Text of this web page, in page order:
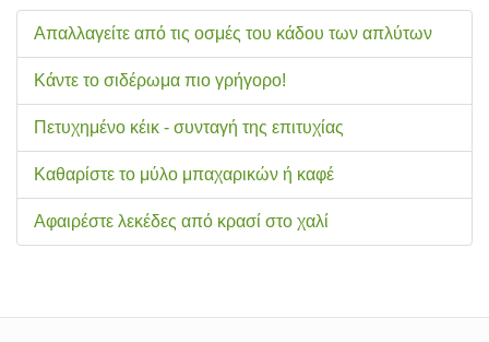
Απαλλαγείτε από τις οσμές του κάδου των απλύτων
Κάντε το σιδέρωμα πιο γρήγορο!
Πετυχημένο κέικ - συνταγή της επιτυχίας
Καθαρίστε το μύλο μπαχαρικών ή καφέ
Αφαιρέστε λεκέδες από κρασί στο χαλί